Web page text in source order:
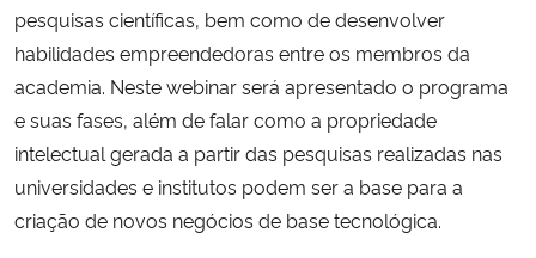
Advocacia-Geral da União
Banco Central do Brasil
pesquisas científicas, bem como de desenvolver
habilidades empreendedoras entre os membros da
academia. Neste webinar será apresentado o programa
e suas fases, além de falar como a propriedade
intelectual gerada a partir das pesquisas realizadas nas
universidades e institutos podem ser a base para a
criação de novos negócios de base tecnológica.